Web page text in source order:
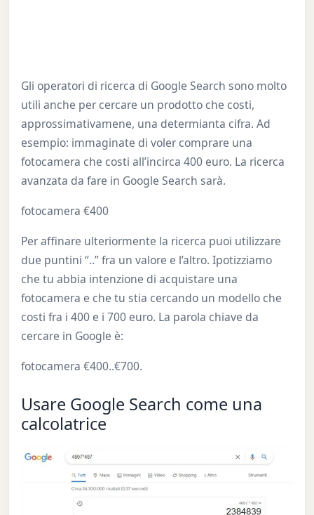
Gli operatori di ricerca di Google Search sono molto
utili anche per cercare un prodotto che costi,
approssimativamene, una determianta cifra. Ad
esempio: immaginate di voler comprare una
fotocamera che costi all’incirca 400 euro. La ricerca
avanzata da fare in Google Search sarà.
fotocamera €400
Per affinare ulteriormente la ricerca puoi utilizzare
due puntini “..” fra un valore e l’altro. Ipotizziamo
che tu abbia intenzione di acquistare una
fotocamera e che tu stia cercando un modello che
costi fra i 400 e i 700 euro. La parola chiave da
cercare in Google è:
fotocamera €400..€700.
Usare Google Search come una
calcolatrice